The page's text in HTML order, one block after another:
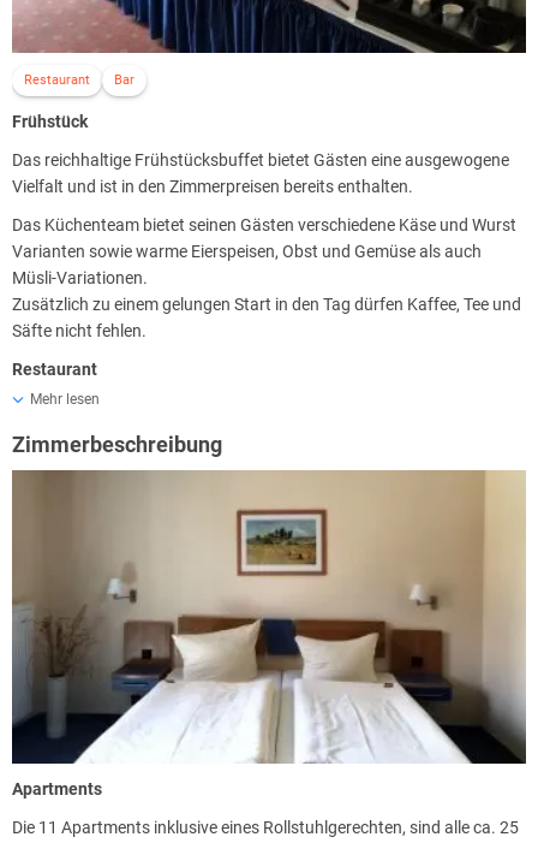
Restaurant Bar
Frühstück
Das reichhaltige Frühstücksbuffet bietet Gästen eine ausgewogene
Vielfalt und ist in den Zimmerpreisen bereits enthalten.
Das Küchenteam bietet seinen Gästen verschiedene Käse und Wurst
Varianten sowie warme Eierspeisen, Obst und Gemüse als auch
Müsli-Variationen.
Zusätzlich zu einem gelungen Start in den Tag dürfen Kaffee, Tee und
Säfte nicht fehlen.
Restaurant
Im Restaurant Casablanca erwartet Sie moderne internationale
Küche mit frischen, saisonalen Produkten. Ob zum Bruch, Buffet,
Kaffee und Kuchen oder zum Abendessen - das Team freut sich
Mehr lesen
Zimmerbeschreibung
Apartments
Die 11 Apartments inklusive eines Rollstuhlgerechten, sind alle ca. 25